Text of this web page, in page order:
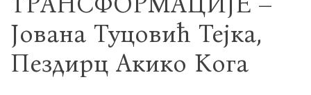
Јована Туцовић Тејка,
Пездирц Акико Кога